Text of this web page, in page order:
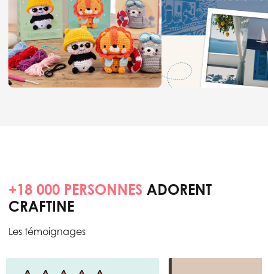
+18 000 PERSONNES ADORENT
CRAFTINE
Les témoignages